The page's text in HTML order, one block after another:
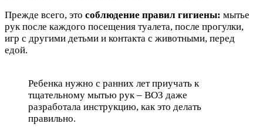
Прежде всего, это соблюдение правил гигиены: мытье
рук после каждого посещения туалета, после прогулки,
игр с другими детьми и контакта с животными, перед
едой.
Ребенка нужно с ранних лет приучать к
тщательному мытью рук – ВОЗ даже
разработала инструкцию, как это делать
правильно.